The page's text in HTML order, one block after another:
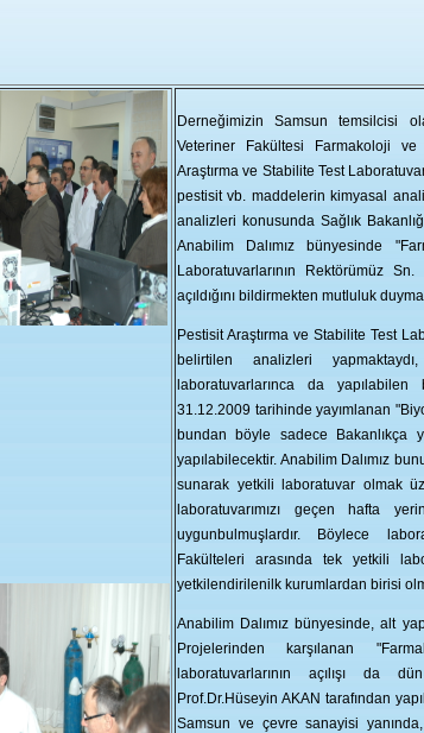
Derneğimizin Samsun temsilcisi
Veteriner Fakültesi Farmakoloji
Araştırma ve Stabilite Test
pestisit vb. maddelerin kimyasal
analizleri konusunda Sağlık
Anabilim Dalımız bünyesinde
Laboratuvarlarının Rektörümüz
açıldığını bildirmekten mutluluk
Pestisit Araştırma ve Stabilite Test
belirtilen analizleri
laboratuvarlarınca da
31.12.2009 tarihinde yayımlanan
bundan böyle sadece Bakanlıkça
yapılabilecektir. Anabilim Dalımız
sunarak yetkili laboratuvar olmak
laboratuvarımızı geçen hafta
uygunbulmuşlardır. Böylece
Fakülteleri arasında tek yetkili
yetkilendirilenilk kurumlardan birisi
Anabilim Dalımız bünyesinde, alt
Projelerinden karşılanan
laboratuvarlarının açılışı da
Prof.Dr.Hüseyin AKAN tarafından
Samsun ve çevre sanayisi